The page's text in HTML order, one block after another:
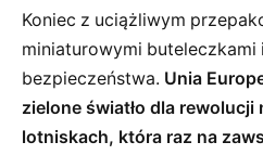
Koniec z uciążliwym
miniaturowymi buteleczkami
bezpieczeństwa. Unia
zielone światło dla rewolucji
lotniskach, która raz na